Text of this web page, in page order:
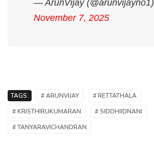
— ArunVijay (@arunvijayno1)
November 7, 2025
TAGS: # ARUNVIJAY
# RETTATHALA
# KRISTHIRUKUMARAN
# SIDDHIIDNANI
# TANYARAVICHANDRAN